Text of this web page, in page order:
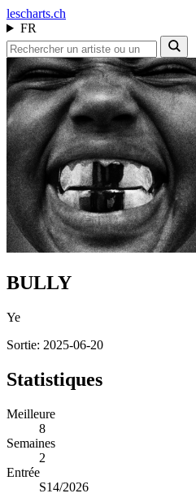
lescharts.ch
FR
BULLY
Ye
Sortie: 2025-06-20
Statistiques
Meilleure
8
Semaines
2
Entrée
S14/2026